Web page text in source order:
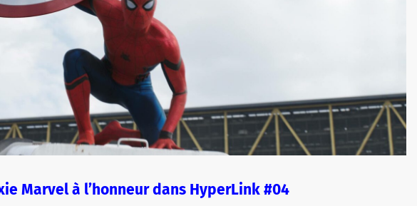
Marvel à l’honneur dans HyperLink #04